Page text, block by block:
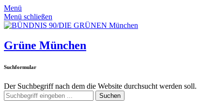
Menü
Menü schließen
Grüne München
Suchformular
Der Suchbegriff nach dem die Website durchsucht werden soll.
Suchen